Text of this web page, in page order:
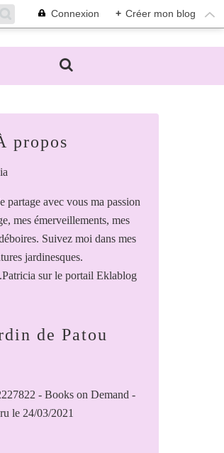
Connexion + Créer mon blog
propos
partage avec vous ma passion
mes émerveillements, mes
Suivez moi dans mes
jardinesques.
.Patricia sur le portail Eklablog
de Patou
- Books on Demand -
le 24/03/2021